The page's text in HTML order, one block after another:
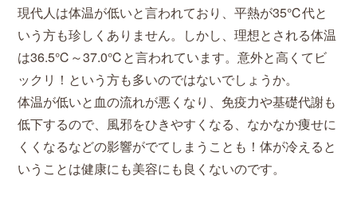
現代人は体温が低いと言われており、平熱が35℃代と
いう方も珍しくありません。しかし、理想とされる体温
は36.5℃～37.0℃と言われています。意外と高くてビ
ックリ！という方も多いのではないでしょうか。
体温が低いと血の流れが悪くなり、免疫力や基礎代謝も
低下するので、風邪をひきやすくなる、なかなか痩せに
くくなるなどの影響がでてしまうことも！体が冷えると
いうことは健康にも美容にも良くないのです。